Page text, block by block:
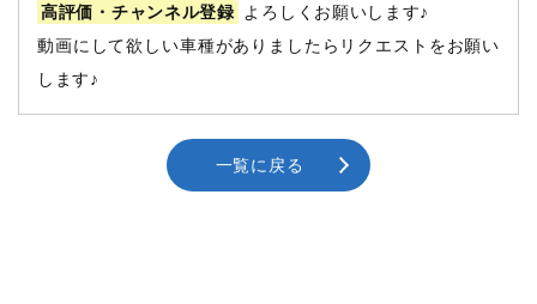
高評価・チャンネル登録
よろしくお願いします♪
動画にして欲しい車種がありましたらリクエストをお願い
します♪
一覧に戻る